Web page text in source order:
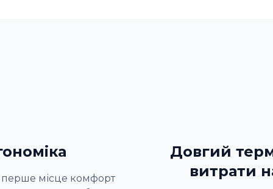
перше місце комфорт
Довгий
витрати